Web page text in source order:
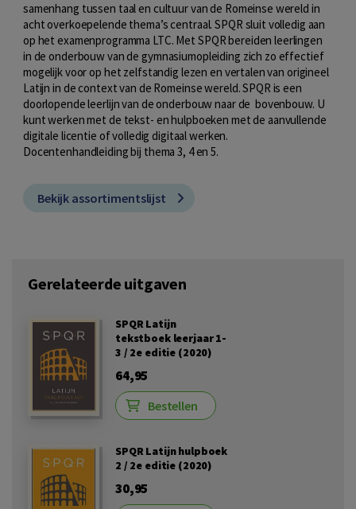
samenhang tussen taal en cultuur van de Romeinse wereld in
acht overkoepelende thema’s centraal. SPQR sluit volledig aan
op het examenprogramma LTC. Met SPQR bereiden leerlingen
in de onderbouw van de gymnasiumopleiding zich zo effectief
mogelijk voor op het zelfstandig lezen en vertalen van origineel
Latijn in de context van de Romeinse wereld. SPQR is een
doorlopende leerlijn van de onderbouw naar de bovenbouw. U
kunt werken met de tekst- en hulpboeken met de aanvullende
digitale licentie of volledig digitaal werken.
Docentenhandleiding bij thema 3, 4 en 5.
Bekijk assortimentslijst
Gerelateerde uitgaven
SPQR Latijn
tekstboek leerjaar 1-
3 / 2e editie (2020)
64,95
Bestellen
SPQR Latijn hulpboek
2 / 2e editie (2020)
30,95